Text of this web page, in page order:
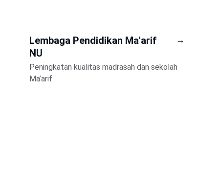
Lembaga Pendidikan Ma'arif
NU
→
Peningkatan kualitas madrasah dan sekolah
Ma’arif.